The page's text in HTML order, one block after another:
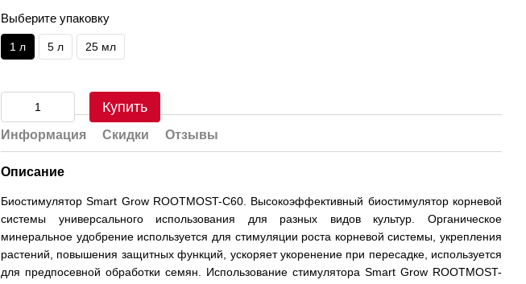
Выберите упаковку
1 л 5 л 25 мл
Купить
Информация Скидки Отзывы
Описание
Биостимулятор Smart Grow ROOTMOST-С60. Высокоэффективный биостимулятор корневой
системы универсального использования для разных видов культур. Органическое
минеральное удобрение используется для стимуляции роста корневой системы, укрепления
растений, повышения защитных функций, ускоряет укоренение при пересадке, используется
для предпосевной обработки семян. Использование стимулятора Smart Grow ROOTMOST-